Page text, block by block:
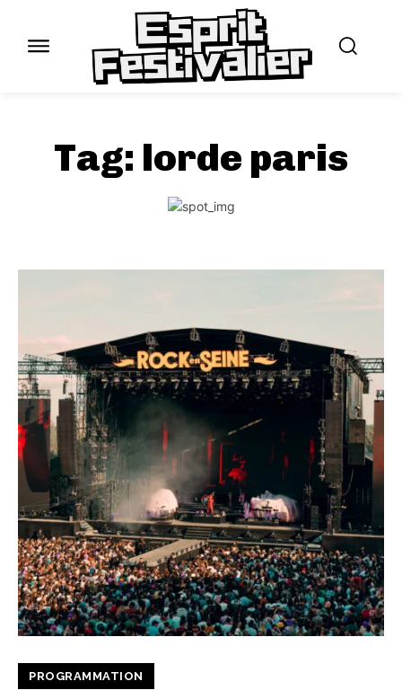
Tag: lorde paris
PROGRAMMATION